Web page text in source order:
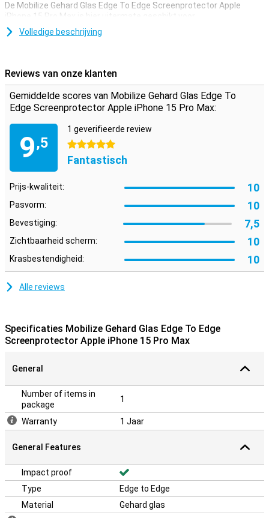
De Mobilize Gehard Glas Edge To Edge Screenprotector Apple
iPhone 15 Pro Max is hier uitermate geschikt voor.
complete voorkant van je Apple iPhone 15 Pro Max bedekt.
Volledige beschrijving
Reviews van onze klanten
Gemiddelde scores van Mobilize Gehard Glas Edge To
Edge Screenprotector Apple iPhone 15 Pro Max:
9,5
1 geverifieerde review
5 sterren
Fantastisch
Prijs-kwaliteit: 10
Pasvorm: 10
Bevestiging: 7,5
Zichtbaarheid scherm: 10
Krasbestendigheid: 10
Alle reviews
Specificaties Mobilize Gehard Glas Edge To Edge
Screenprotector Apple iPhone 15 Pro Max
General
Number of items in
package
1
Warranty 1 Jaar
General Features
Impact proof
Type
Edge to Edge
Material
Gehard glas